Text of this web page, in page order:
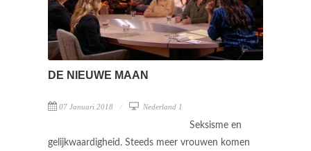
DE NIEUWE MAAN
07 Januari 2018 Nederland 1
Seksisme en
gelijkwaardigheid. Steeds meer vrouwen komen